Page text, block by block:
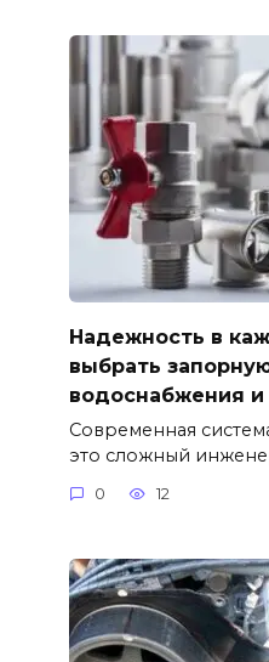
Надежность в
выбрать
водоснабжения
Современная
это сложный
0 12